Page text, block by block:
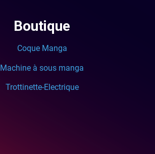
Boutique
Coque Manga
Machine à sous manga
Trottinette-Electrique